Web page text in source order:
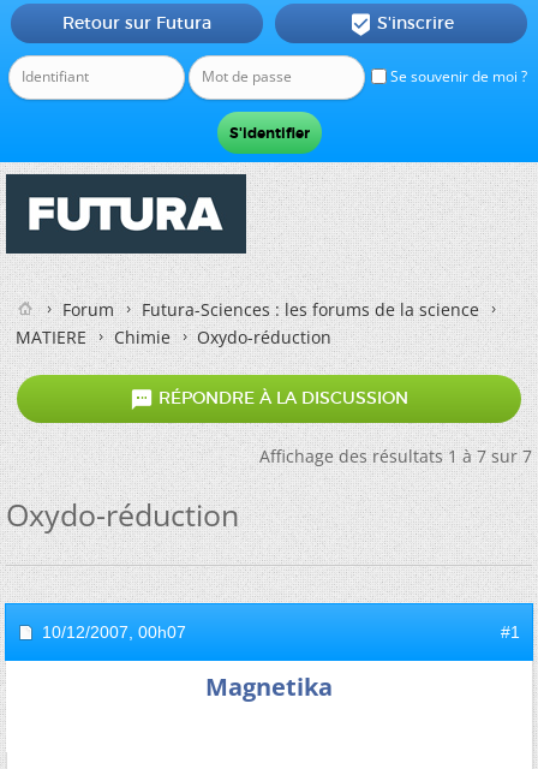
Se souvenir de moi ?
Retour sur Futura  S'inscrire
Forum
Futura-Sciences : les forums de la science
MATIERE
Chimie Oxydo-réduction
 RÉPONDRE À LA DISCUSSION
Affichage des résultats 1 à 7 sur 7
Oxydo-réduction
10/12/2007, 00h07 #1
Magnetika